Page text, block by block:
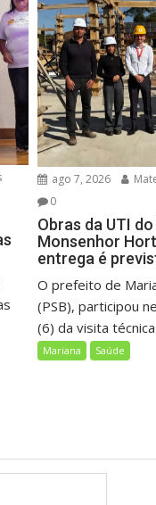
ago 7, 2026
0
Obras da UTI
Monsenhor
entrega é
O prefeito de
(PSB), participou
(6) da visita
Mariana Saúde